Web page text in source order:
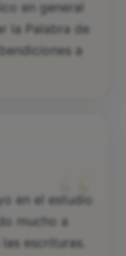
en general
la Palabra de
a
“
en el estudio
mucho a
escrituras.